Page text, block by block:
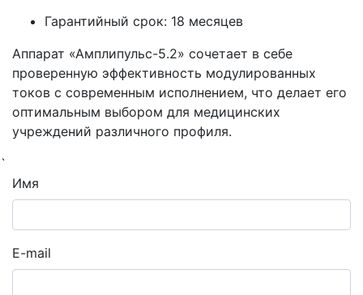
Гарантийный срок: 18 месяцев
Аппарат «Амплипульс-5.2» сочетает в себе
проверенную эффективность модулированных
токов с современным исполнением, что делает его
оптимальным выбором для медицинских
учреждений различного профиля.
`
Имя
E-mail